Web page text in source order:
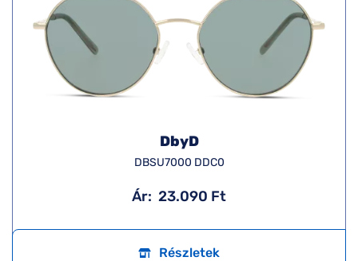
DbyD
DBSU7000 DDC0
Ár: 23.090 Ft
Részletek